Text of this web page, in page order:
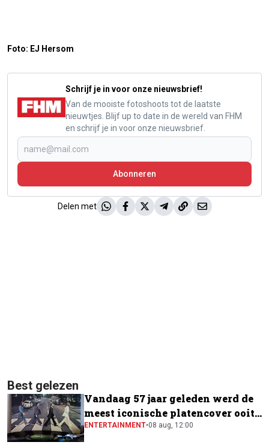
Foto: EJ Hersom
Schrijf je in voor onze nieuwsbrief!
Van de mooiste fotoshoots tot de laatste
nieuwtjes. Blijf up to date in de wereld van FHM
en schrijf je in voor onze nieuwsbrief.
Abonneren
Delen met
Best gelezen
Vandaag 57 jaar geleden werd de
meest iconische platencover ooit
gemaakt
ENTERTAINMENT•08 aug, 12:00